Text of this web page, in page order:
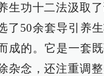
生功十二法汲取
了50余套导引养
成的。它是一套
杂念，还注重调